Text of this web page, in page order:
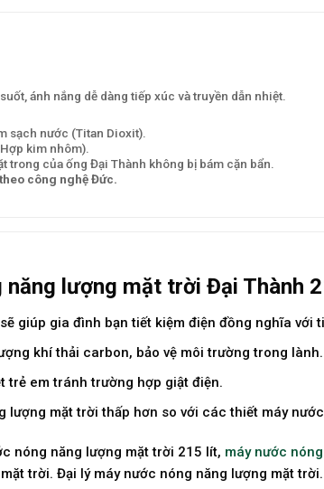
ánh nắng dễ dàng tiếp xúc và truyền dẫn nhiệt.
sạch nước (Titan Dioxit).
kim nhôm).
của ống Đại Thành không bị bám cặn bẩn.
công nghệ Đức.
lượng mặt trời Đại Thành
giúp gia đình bạn tiết kiệm điện đồng nghĩa với
khí thải carbon, bảo vệ môi trường trong lành.
em tránh trường hợp giật điện.
mặt trời thấp hơn so với các thiết máy
nóng năng lượng mặt trời 215 lít, máy nước
trời. Đại lý máy nước nóng năng lượng mặt